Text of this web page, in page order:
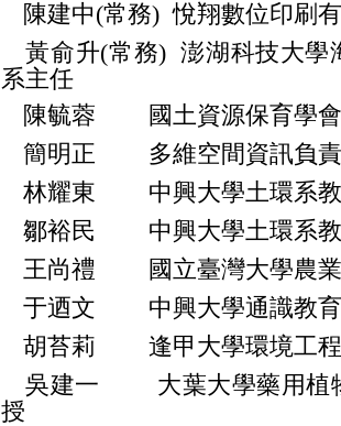
陳建中(常務) 悅翔數位印刷
黃俞升(常務) 澎湖科技大學
系主任
陳毓蓉
國土資源保育學
簡明正
多維空間資訊負
林耀東
中興大學土環系
鄒裕民
中興大學土環系
王尚禮
國立臺灣大學農
于迺文
中興大學通識教
胡苔莉
逢甲大學環境工
吳建一
大葉大學藥用植
授